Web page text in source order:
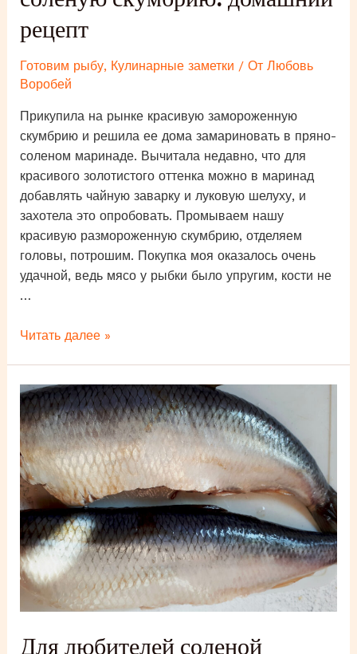
рецепт
Готовим рыбу, Кулинарные заметки / От Любовь
Воробей
Прикупила на рынке красивую замороженную
скумбрию и решила ее дома замариновать в пряно-
соленом маринаде. Вычитала недавно, что для
красивого золотистого оттенка можно в маринад
добавлять чайную заварку и луковую шелуху, и
захотела это опробовать. Промываем нашу
красивую размороженную скумбрию, отделяем
головы, потрошим. Покупка моя оказалось очень
удачной, ведь мясо у рыбки было упругим, кости не
…
Как
соленую
скумбрию:
домашний
рецепт
Читать далее »
Для любителей соленой